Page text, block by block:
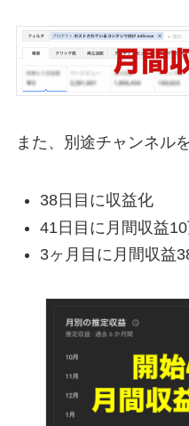
また、別途チャンネル
38日目に収益化
41日目に月間収益
3ヶ月目に月間収益